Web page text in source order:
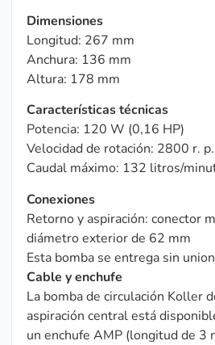
Dimensiones
Longitud: 267 mm
Anchura: 136 mm
Altura: 178 mm
Características técnicas
Potencia: 120 W (0,16 HP)
Velocidad de rotación: 2800 r.
Caudal máximo: 132 litros/
Conexiones
Retorno y aspiración: conector
diámetro exterior de 62 mm
Esta bomba se entrega sin
Cable y enchufe
La bomba de circulación Koller
aspiración central está
un enchufe AMP (longitud de 3